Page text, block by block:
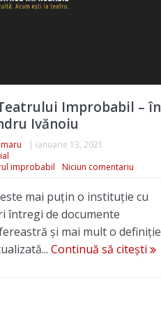
Improbabil – în
Ivănoiu
| ianuarie 13, 2021
improbabil Niciun comentariu
mai puțin o instituție cu
întregi de documente
și mai mult o definiție
Continuă să citești